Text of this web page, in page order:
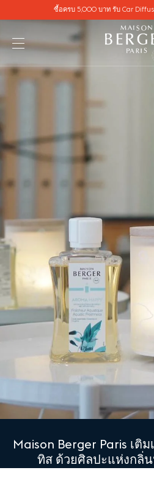
Go directly to content
ซื้อครบ 5,000 บาท รับ Car
เปิดเมนู
Maison Berger Paris เติ
ทิส ด้วยศิลปะแห่งกลิ่น